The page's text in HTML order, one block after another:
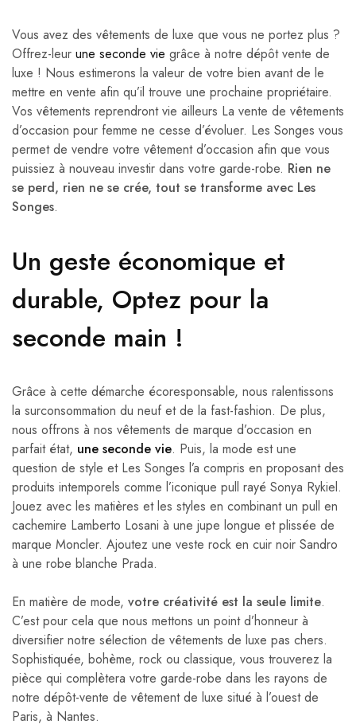
Vous avez des vêtements de luxe que vous ne portez plus ?
Offrez-leur une seconde vie grâce à notre dépôt vente de
luxe ! Nous estimerons la valeur de votre bien avant de le
mettre en vente afin qu’il trouve une prochaine propriétaire.
Vos vêtements reprendront vie ailleurs La vente de vêtements
d’occasion pour femme ne cesse d’évoluer. Les Songes vous
permet de vendre votre vêtement d’occasion afin que vous
puissiez à nouveau investir dans votre garde-robe. Rien ne
se perd, rien ne se crée, tout se transforme avec Les
Songes.
Un geste économique et
durable, Optez pour la
seconde main !
Grâce à cette démarche écoresponsable, nous ralentissons
la surconsommation du neuf et de la fast-fashion. De plus,
nous offrons à nos vêtements de marque d’occasion en
parfait état, une seconde vie. Puis, la mode est une
question de style et Les Songes l’a compris en proposant des
produits intemporels comme l’iconique pull rayé Sonya Rykiel.
Jouez avec les matières et les styles en combinant un pull en
cachemire Lamberto Losani à une jupe longue et plissée de
marque Moncler. Ajoutez une veste rock en cuir noir Sandro
à une robe blanche Prada.
En matière de mode, votre créativité est la seule limite.
C’est pour cela que nous mettons un point d’honneur à
diversifier notre sélection de vêtements de luxe pas chers.
Sophistiquée, bohème, rock ou classique, vous trouverez la
pièce qui complètera votre garde-robe dans les rayons de
notre dépôt-vente de vêtement de luxe situé à l’ouest de
Paris, à Nantes.